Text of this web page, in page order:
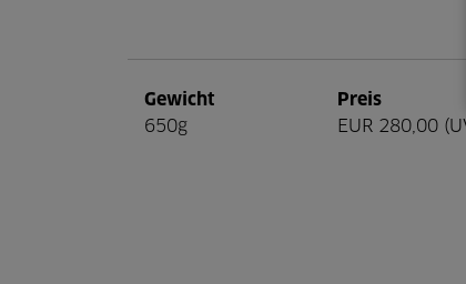
Gewicht
650g
Preis
EUR 280,00